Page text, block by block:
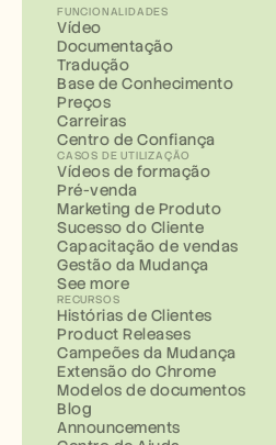
FUNCIONALIDADES
Vídeo
Documentação
Tradução
Base de Conhecimento
Preços
Carreiras
Centro de Confiança
CASOS DE UTILIZAÇÃO
Vídeos de formação
Pré-venda
Marketing de Produto
Sucesso do Cliente
Capacitação de vendas
Gestão da Mudança
See more
RECURSOS
Histórias de Clientes
Product Releases
Campeões da Mudança
Extensão do Chrome
Modelos de documentos
Blog
Announcements